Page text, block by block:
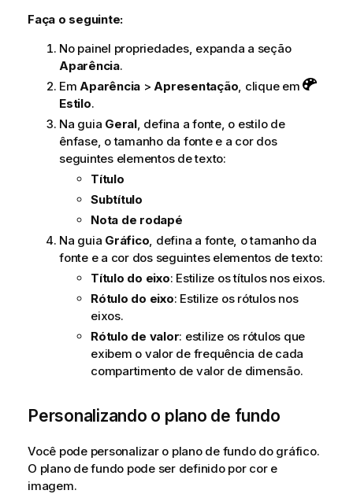
Faça o seguinte:
No painel propriedades, expanda a seção
Aparência.
EmAparência >Apresentação, clique em
Estilo.
Na guia Geral, defina a fonte, o estilo de
ênfase, o tamanho da fonte e a cor dos
seguintes elementos de texto:
Título
Subtítulo
Nota de rodapé
Na guia Gráfico, defina a fonte, o tamanho da
fonte e a cor dos seguintes elementos de texto:
Título do eixo: Estilize os títulos nos eixos.
Rótulo do eixo: Estilize os rótulos nos
eixos.
Rótulo de valor: estilize os rótulos que
exibem o valor de frequência de cada
compartimento de valor de dimensão.
Personalizando o plano de fundo
Você pode personalizar o plano de fundo do gráfico.
O plano de fundo pode ser definido por cor e
imagem.